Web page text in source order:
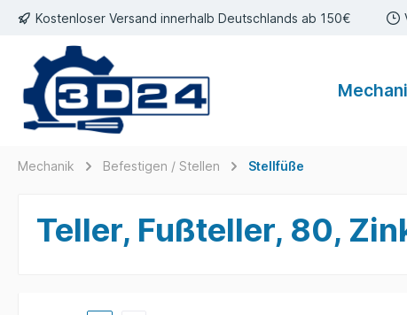
springen
Kostenloser Versand innerhalb Deutschlands ab 150€
Mechanik Befestigen / Stellen Stellfüße
Teller, Fußteller, 80,